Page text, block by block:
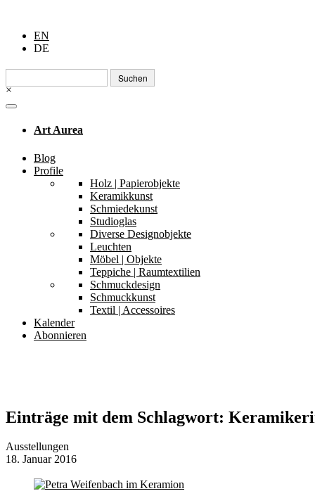
EN
DE
Suchen
nach:
×
Art Aurea
Blog
Profile
Holz | Papierobjekte
Keramikkunst
Schmiedekunst
Studioglas
Diverse Designobjekte
Leuchten
Möbel | Objekte
Teppiche | Raumtextilien
Schmuckdesign
Schmuckkunst
Textil | Accessoires
Kalender
Abonnieren
Einträge mit dem Schlagwort:
Ausstellungen
18. Januar 2016